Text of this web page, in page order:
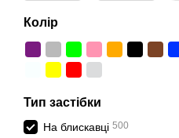
Колір
Тип застібки
На блискавці 500